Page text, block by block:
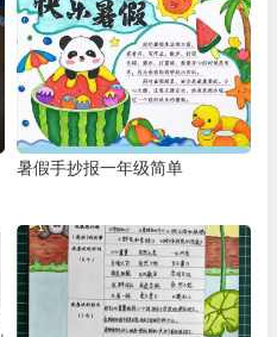
暑假手抄报一年级简单